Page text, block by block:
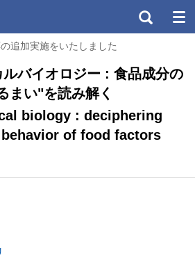
追加実施をいたしました
ルバイオロジー : 食品成分の
まい"を読み解く
biology : deciphering
of food factors